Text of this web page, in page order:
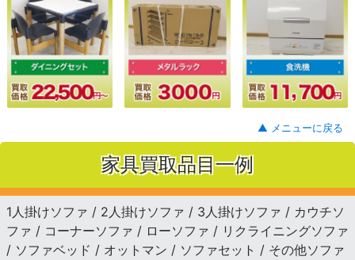
▲ メニューに戻る
家具買取品目一例
1人掛けソファ / 2人掛けソファ / 3人掛けソファ / カウチソ
ファ / コーナーソファ / ローソファ / リクライニングソファ
/ ソファベッド / オットマン / ソファセット / その他ソファ